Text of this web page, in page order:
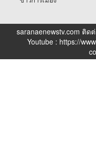
saranaenewstv.com ติ
Youtube : https://